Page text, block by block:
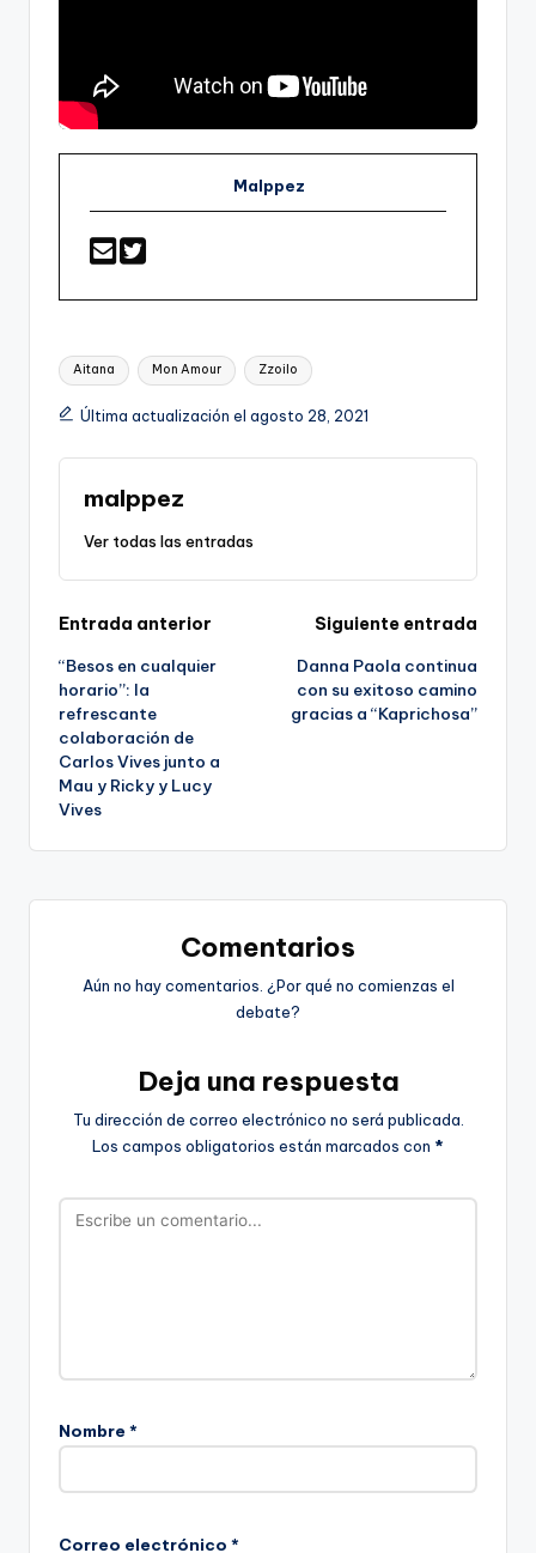
Malppez
Etiquetas:
Aitana Mon Amour Zzoilo
Última actualización el agosto 28, 2021
malppez
Ver todas las entradas
Navegación
de
entradas
Entrada anterior
“Besos en cualquier
horario”: la
refrescante
colaboración de
Carlos Vives junto a
Mau y Ricky y Lucy
Vives
Siguiente entrada
Danna Paola continua
con su exitoso camino
gracias a “Kaprichosa”
Comentarios
Aún no hay comentarios. ¿Por qué no comienzas el
debate?
Deja una respuesta
Tu dirección de correo electrónico no será publicada.
Los campos obligatorios están marcados con *
Nombre *
Correo electrónico *